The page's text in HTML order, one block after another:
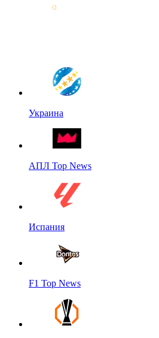
Украина
АПЛ Top News
Испания
F1 Top News